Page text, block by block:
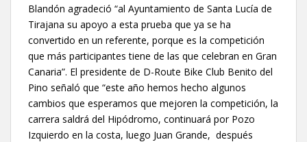
Blandón agradeció “al Ayuntamiento de Santa Lucía de
Tirajana su apoyo a esta prueba que ya se ha
convertido en un referente, porque es la competición
que más participantes tiene de las que celebran en Gran
Canaria”. El presidente de D-Route Bike Club Benito del
Pino señaló que “este año hemos hecho algunos
cambios que esperamos que mejoren la competición, la
carrera saldrá del Hipódromo, continuará por Pozo
Izquierdo en la costa, luego Juan Grande, después